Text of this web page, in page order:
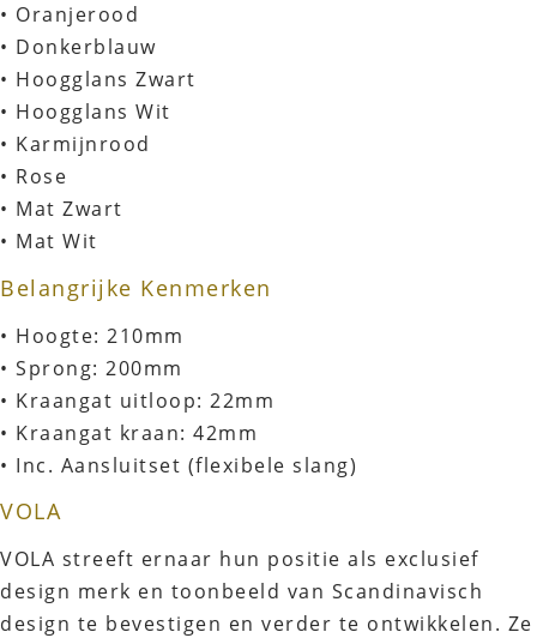
• Oranjerood
• Donkerblauw
• Hoogglans Zwart
• Hoogglans Wit
• Karmijnrood
• Rose
• Mat Zwart
• Mat Wit
Belangrijke Kenmerken
• Hoogte: 210mm
• Sprong: 200mm
• Kraangat uitloop: 22mm
• Kraangat kraan: 42mm
• Inc. Aansluitset (flexibele slang)
VOLA
VOLA streeft ernaar hun positie als exclusief
design merk en toonbeeld van Scandinavisch
design te bevestigen en verder te ontwikkelen. Ze